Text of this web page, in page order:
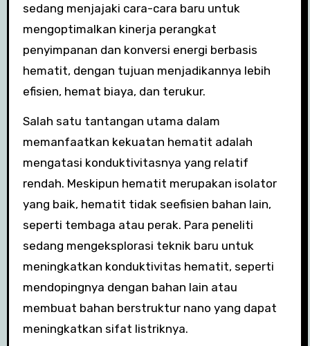
sedang menjajaki cara-cara baru untuk
mengoptimalkan kinerja perangkat
penyimpanan dan konversi energi berbasis
hematit, dengan tujuan menjadikannya lebih
efisien, hemat biaya, dan terukur.
Salah satu tantangan utama dalam
memanfaatkan kekuatan hematit adalah
mengatasi konduktivitasnya yang relatif
rendah. Meskipun hematit merupakan isolator
yang baik, hematit tidak seefisien bahan lain,
seperti tembaga atau perak. Para peneliti
sedang mengeksplorasi teknik baru untuk
meningkatkan konduktivitas hematit, seperti
mendopingnya dengan bahan lain atau
membuat bahan berstruktur nano yang dapat
meningkatkan sifat listriknya.